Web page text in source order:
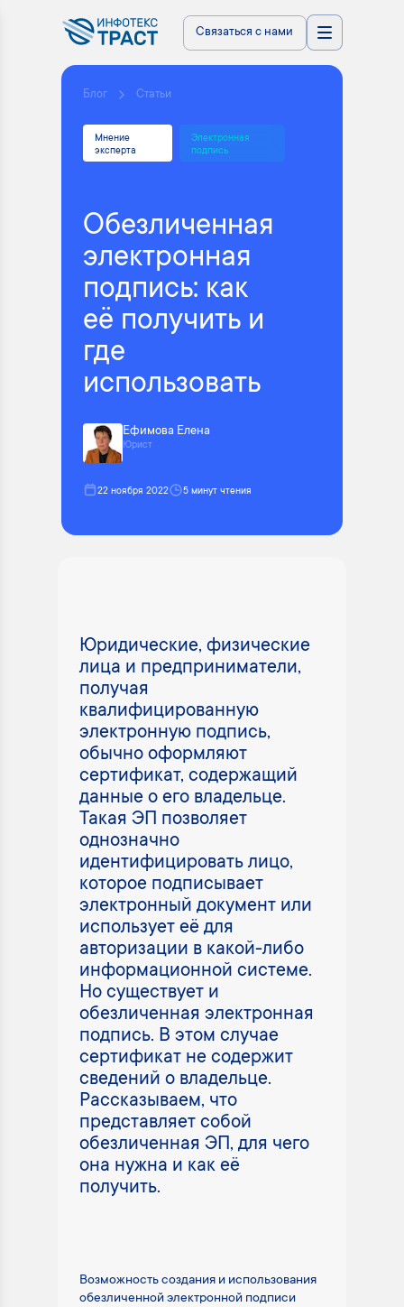
Связаться с нами
Блог Статьи
Мнение
эксперта
Электронная
подпись
Обезличенная
электронная
подпись: как
её получить и
где
использовать
Ефимова Елена
Юрист
22 ноября 2022 5 минут чтения
Юридические, физические
лица и предприниматели,
получая
квалифицированную
электронную подпись,
обычно оформляют
сертификат, содержащий
данные о его владельце.
Такая ЭП позволяет
однозначно
идентифицировать лицо,
которое подписывает
электронный документ или
использует её для
авторизации в какой-либо
информационной системе.
Но существует и
обезличенная электронная
подпись. В этом случае
сертификат не содержит
сведений о владельце.
Рассказываем, что
представляет собой
обезличенная ЭП, для чего
она нужна и как её
получить.
Возможность создания и использования
обезличенной электронной подписи